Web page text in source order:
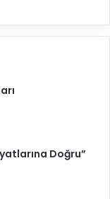
Doğru”